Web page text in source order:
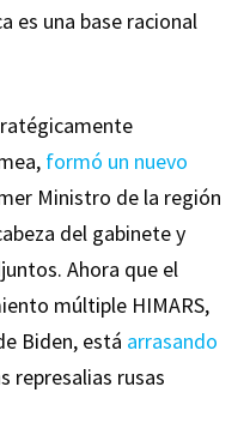
es una base racional
formó un nuevo
Ministro de la región
del gabinete y
Ahora que el
múltiple HIMARS,
Biden, está arrasando
represalias rusas